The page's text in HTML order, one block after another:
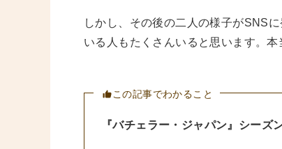
しかし、その後の二人の様子がSNS
いる人もたくさんいると思います。
この記事でわかること
『バチェラー・ジャパン』シーズ